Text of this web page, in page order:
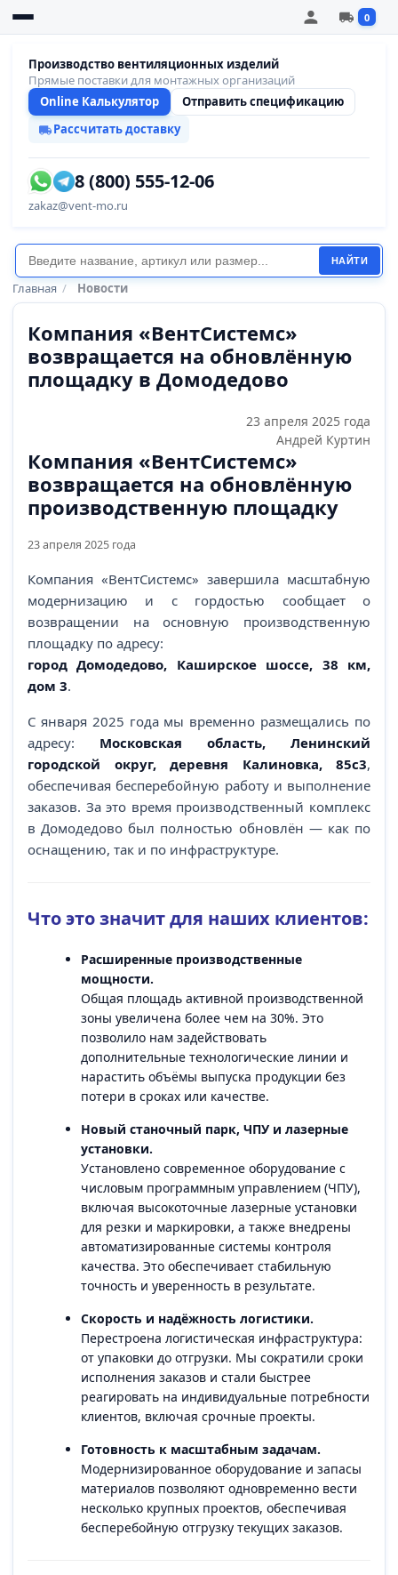
0
Производство вентиляционных изделий
Прямые поставки для монтажных организаций
Online Калькулятор
Отправить спецификацию
Рассчитать доставку
8 (800) 555-12-06
zakaz@vent-mo.ru
НАЙТИ
Главная / Новости
Компания «ВентСистемс»
возвращается на обновлённую
площадку в Домодедово
23 апреля 2025 года
Андрей Куртин
Компания «ВентСистемс»
возвращается на обновлённую
производственную площадку
23 апреля 2025 года
Компания «ВентСистемс» завершила масштабную
модернизацию и с гордостью сообщает о
возвращении на основную производственную
площадку по адресу:
город Домодедово, Каширское шоссе, 38 км,
дом 3.
С января 2025 года мы временно размещались по
адресу: Московская область, Ленинский
городской округ, деревня Калиновка, 85с3,
обеспечивая бесперебойную работу и выполнение
заказов. За это время производственный комплекс
в Домодедово был полностью обновлён — как по
оснащению, так и по инфраструктуре.
Что это значит для наших клиентов:
Расширенные производственные
мощности.
Общая площадь активной производственной
зоны увеличена более чем на 30%. Это
позволило нам задействовать
дополнительные технологические линии и
нарастить объёмы выпуска продукции без
потери в сроках или качестве.
Новый станочный парк, ЧПУ и лазерные
установки.
Установлено современное оборудование с
числовым программным управлением (ЧПУ),
включая высокоточные лазерные установки
для резки и маркировки, а также внедрены
автоматизированные системы контроля
качества. Это обеспечивает стабильную
точность и уверенность в результате.
Скорость и надёжность логистики.
Перестроена логистическая инфраструктура:
от упаковки до отгрузки. Мы сократили сроки
исполнения заказов и стали быстрее
реагировать на индивидуальные потребности
клиентов, включая срочные проекты.
Готовность к масштабным задачам.
Модернизированное оборудование и запасы
материалов позволяют одновременно вести
несколько крупных проектов, обеспечивая
бесперебойную отгрузку текущих заказов.